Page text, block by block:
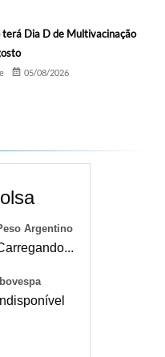
terá Dia D de Multivacinação
05/08/2026
Argentino
Indisponível